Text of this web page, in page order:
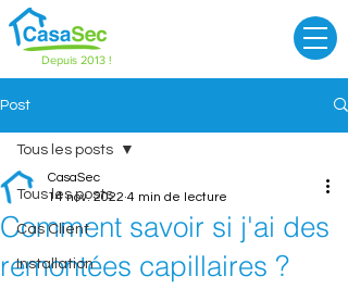
Depuis 2013 !
Post
Tous les posts
Cas Client
Installation
Tous les posts
Comment savoir si j'ai des
remontées capillaires ?
CasaSec
14 nov. 2022 4 min de lecture